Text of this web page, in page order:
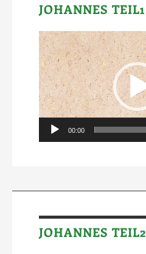
JOHANNES TEIL1
Video-
Player
00:00
JOHANNES TEIL2